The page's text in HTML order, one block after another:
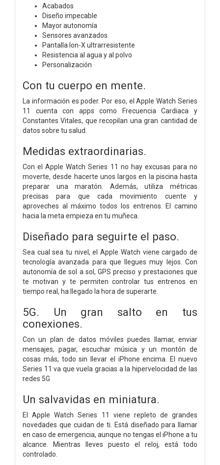
Acabados
Diseño impecable
Mayor autonomía
Sensores avanzados
Pantalla Ion-X ultrarresistente
Resistencia al agua y al polvo
Personalización
Con tu cuerpo en mente.
La información es poder. Por eso, el Apple Watch Series
11 cuenta con apps como Frecuencia Cardiaca y
Constantes Vitales, que recopilan una gran cantidad de
datos sobre tu salud.
Medidas extraordinarias.
Con el Apple Watch Series 11 no hay excusas para no
moverte, desde hacerte unos largos en la piscina hasta
preparar una maratón. Además, utiliza métricas
precisas para que cada movimiento cuente y
aproveches al máximo todos los entrenos. El camino
hacia la meta empieza en tu muñeca.
Diseñado para seguirte el paso.
Sea cual sea tu nivel, el Apple Watch viene cargado de
tecnología avanzada para que llegues muy lejos. Con
autonomía de sol a sol, GPS preciso y prestaciones que
te motivan y te permiten controlar tus entrenos en
tiempo real, ha llegado la hora de superarte.
5G. Un gran salto en tus
conexiones.
Con un plan de datos móviles puedes llamar, enviar
mensajes, pagar, escuchar música y un montón de
cosas más, todo sin llevar el iPhone encima. El nuevo
Series 11 va que vuela gracias a la hipervelocidad de las
redes 5G
Un salvavidas en miniatura.
El Apple Watch Series 11 viene repleto de grandes
novedades que cuidan de ti. Está diseñado para llamar
en caso de emergencia, aunque no tengas el iPhone a tu
alcance. Mientras lleves puesto el reloj, está todo
controlado.